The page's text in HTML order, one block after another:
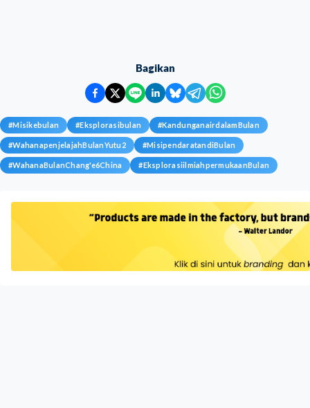
Bagikan
#Misikebulan #Eksplorasibulan #KandunganairdalamBulan
#WahanapenjelajahBulanYutu2 #MisipendaratandiBulan
#WahanaBulanChang'e6China #EksplorasiilmiahpermukaanBulan